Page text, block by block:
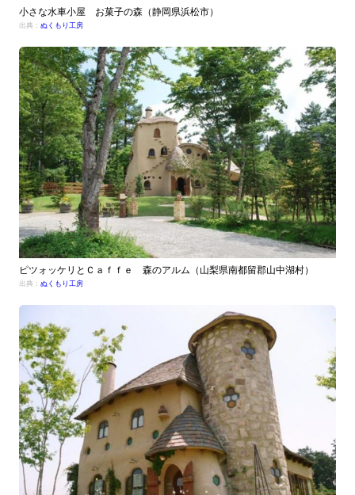
小さな水車小屋 お菓子の森（静岡県浜松市）
出典： ぬくもり工房
ピツォッケリとＣａｆｆｅ 森のアルム（山梨県南都留郡山中湖村）
出典： ぬくもり工房